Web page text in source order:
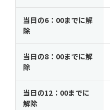
当日の6：00までに解
除
当日の8：00までに解
除
当日の12：00までに
解除